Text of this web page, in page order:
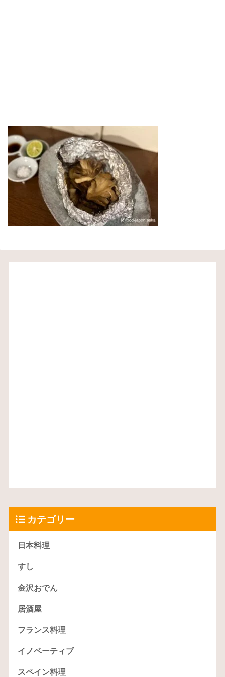
カテゴリー
日本料理
すし
金沢おでん
居酒屋
フランス料理
イノベーティブ
スペイン料理